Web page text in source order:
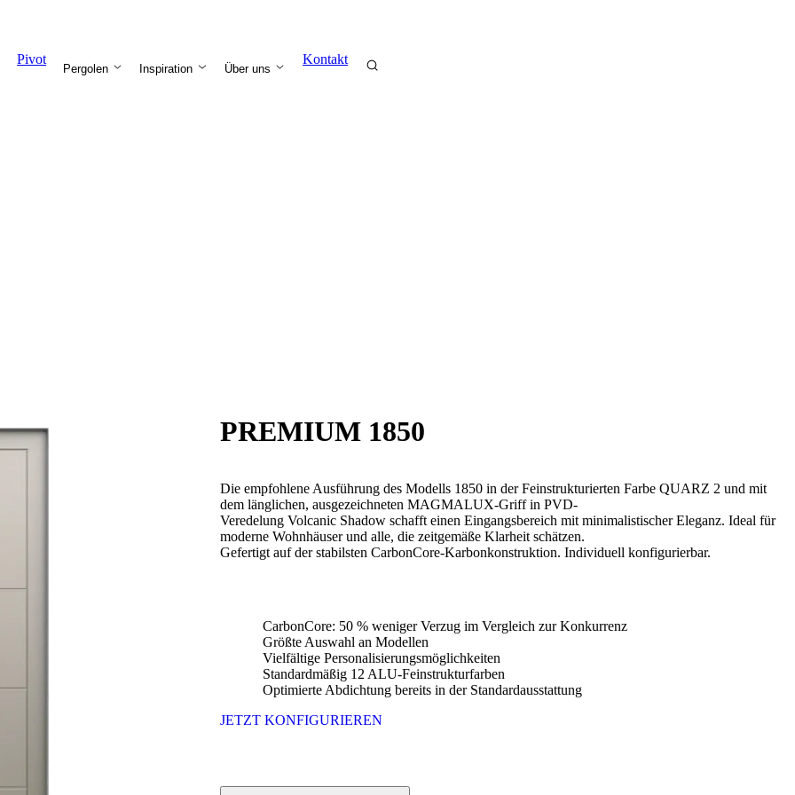
Pivot
Pergolen Inspiration Über uns
Kontakt
PREMIUM 1850
Die empfohlene Ausführung des Modells 1850 in der Feinstrukturierten Farbe QUARZ 2 und mit
dem länglichen, ausgezeichneten MAGMALUX-Griff in PVD-
Veredelung Volcanic Shadow schafft einen Eingangsbereich mit minimalistischer Eleganz. Ideal für
moderne Wohnhäuser und alle, die zeitgemäße Klarheit schätzen.
Gefertigt auf der stabilsten CarbonCore-Karbonkonstruktion. Individuell konfigurierbar.
CarbonCore: 50 % weniger Verzug im Vergleich zur Konkurrenz
Größte Auswahl an Modellen
Vielfältige Personalisierungsmöglichkeiten
Standardmäßig 12 ALU-Feinstrukturfarben
Optimierte Abdichtung bereits in der Standardausstattung
JETZT KONFIGURIEREN